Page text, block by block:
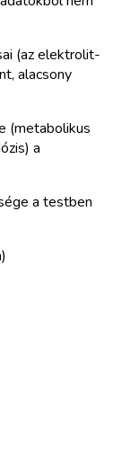
(az elektrolit-
alacsony
(metabolikus
a
a testben